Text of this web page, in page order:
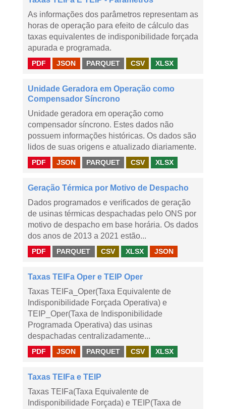
As informações dos parâmetros representam as
horas de operação para efeito de cálculo das
taxas equivalentes de indisponibilidade forçada
apurada e programada.
PDF JSON PARQUET CSV XLSX
Unidade Geradora em Operação como
Compensador Síncrono
Unidade geradora em operação como
compensador síncrono. Estes dados não
possuem informações históricas. Os dados são
lidos de suas origens e atualizado diariamente.
PDF JSON PARQUET CSV XLSX
Geração Térmica por Motivo de Despacho
Dados programados e verificados de geração
de usinas térmicas despachadas pelo ONS por
motivo de despacho em base horária. Os dados
dos anos de 2013 a 2021 estão...
PDF PARQUET CSV XLSX JSON
Taxas TEIFa Oper e TEIP Oper
Taxas TEIFa_Oper(Taxa Equivalente de
Indisponibilidade Forçada Operativa) e
TEIP_Oper(Taxa de Indisponibilidade
Programada Operativa) das usinas
despachadas centralizadamente...
PDF JSON PARQUET CSV XLSX
Taxas TEIFa e TEIP
Taxas TEIFa(Taxa Equivalente de
Indisponibilidade Forçada) e TEIP(Taxa de